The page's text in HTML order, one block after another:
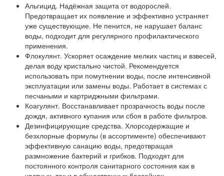
Альгицид. Надёжная защита от водорослей.
Предотвращает их появление и эффективно устраняет
уже существующие. Не пенится, не нарушает баланс
воды, подходит для регулярного профилактического
применения.
Флокулянт. Ускоряет осаждение мелких частиц и взвесей,
делая воду кристально чистой. Рекомендуется
использовать при помутнении воды, после интенсивной
эксплуатации или замены воды. Работает в системах с
песчаными и картриджными фильтрами.
Коагулянт. Восстанавливает прозрачность воды после
дождя, активного купания или сбоя в работе фильтров.
Дезинфицирующие средства. Хлорсодержащие и
безхлорные формулы (в ассортименте) обеспечивают
эффективную санацию воды, предотвращая
размножение бактерий и грибков. Подходят для
постоянного контроля санитарного состояния как в